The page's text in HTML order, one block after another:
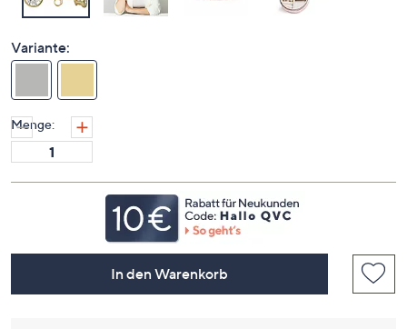
Variante:
Menge:
In den Warenkorb